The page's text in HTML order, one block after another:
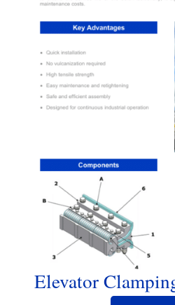
Elevator